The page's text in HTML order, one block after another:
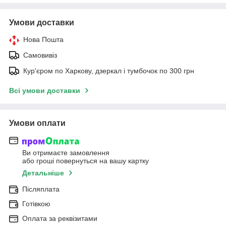
Умови доставки
Нова Пошта
Самовивіз
Кур'єром по Харкову, дзеркал і тумбочок по 300 грн
Всі умови доставки
Умови оплати
Ви отримаєте замовлення
або гроші повернуться на вашу картку
Детальніше
Післяплата
Готівкою
Оплата за реквізитами